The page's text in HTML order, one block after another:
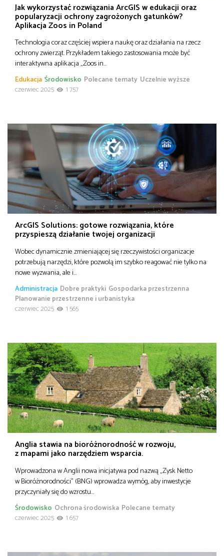
Jak wykorzystać rozwiązania ArcGIS w edukacji oraz
popularyzacji ochrony zagrożonych gatunków?
Aplikacja Zoos in Poland
Technologia coraz częściej wspiera naukę oraz działania na rzecz
ochrony zwierząt. Przykładem takiego zastosowania może być
interaktywna aplikacja „Zoos in…
Edukacja Polecane tematy
Środowisko
Uczelnie wyższe
czerwiec 2025
1 757
ArcGIS Solutions: gotowe rozwiązania, które
przyspieszą działanie twojej organizacji
Wobec dynamicznie zmieniającej się rzeczywistości organizacje
potrzebują narzędzi, które pozwolą im szybko reagować nie tylko na
nowe wyzwania, ale i…
Administracja Dobre praktyki Gospodarka przestrzenna
Planowanie przestrzenne i urbanistyka
czerwiec 2025
1 565
Anglia stawia na bioróżnorodność w rozwoju,
z mapami jako narzędziem wsparcia.
Wprowadzona w Anglii nowa inicjatywa pod nazwą „Zysk Netto
w Bioróżnorodności” (BNG) wprowadza wymóg, aby inwestycje
przyczyniały się do wzrostu…
Ochrona środowiska Polecane tematy
Środowisko
czerwiec 2025
1 657